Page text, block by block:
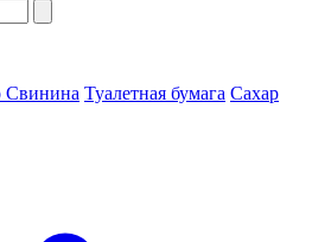
Cвинина Туалетная бумага Сахар